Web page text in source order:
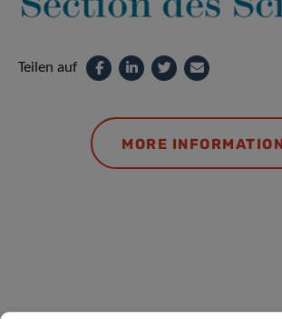
Teilen auf
MORE